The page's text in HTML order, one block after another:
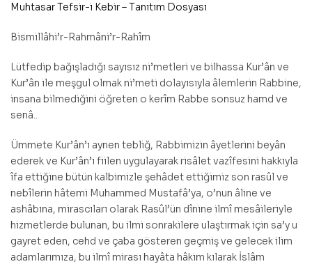
Muhtasar Tefsir-i Kebir – Tanıtım Dosyası
Bismillâhi’r-Rahmâni’r-Rahîm
Lütfedip bağışladığı sayısız ni’metleri ve bilhassa Kur’ân ve
Kur’ân ile meşgul olmak ni’meti dolayısıyla âlemlerin Rabbine,
insana bilmediğini öğreten o kerîm Rabbe sonsuz hamd ve
senâ..
Ümmete Kur’ân’ı aynen tebliğ, Rabbimizin âyetlerini beyân
ederek ve Kur’ân’ı fiilen uygulayarak risâlet vazîfesini hakkıyla
îfa ettiğine bütün kalbimizle şehâdet ettiğimiz son rasûl ve
nebîlerin hâtemi Muhammed Mustafâ’ya, o’nun âline ve
ashâbına, mirascıları olarak Rasûl’ün dînine ilmî mesâileriyle
hizmetlerde bulunan, bu ilmi sonrakilere ulaştırmak için sa’y u
gayret eden, cehd ve çaba gösteren geçmiş ve gelecek ilim
adamlarımıza, bu ilmî mirası hayâta hâkim kılarak İslâm